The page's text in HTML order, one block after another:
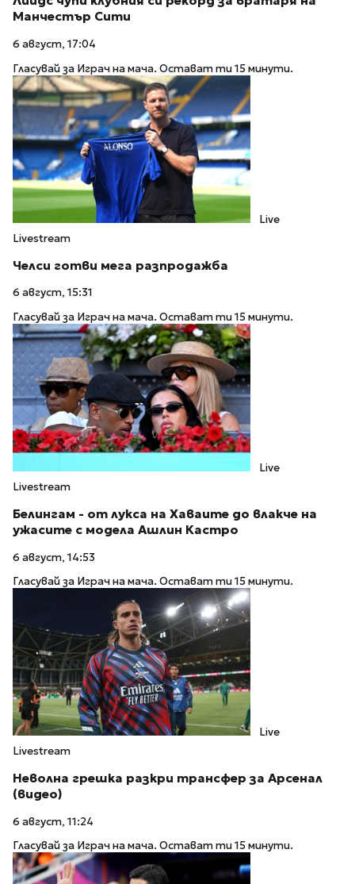
Манчестър Сити
6 август, 17:04
Гласувай за Играч на мача. Остават ти 15 минути.
Live
Livestream
Челси готви мега разпродажба
6 август, 15:31
Гласувай за Играч на мача. Остават ти 15 минути.
Live
Livestream
Белингам - от лукса на Хаваите до влакче на
ужасите с модела Ашлин Кастро
6 август, 14:53
Гласувай за Играч на мача. Остават ти 15 минути.
Live
Livestream
Неволна грешка разкри трансфер за Арсенал
(видео)
6 август, 11:24
Гласувай за Играч на мача. Остават ти 15 минути.